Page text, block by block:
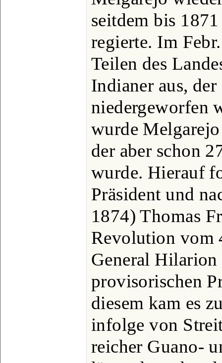
seitdem bis
regierte. Im
Teilen des
Indianer aus,
niedergeworfen
wurde
der aber schon
wurde. Hierauf
Präsident und
1874) Thomas
Revolution vom
General Hilarion
provisorischen
diesem kam es
infolge von
reicher Guano-